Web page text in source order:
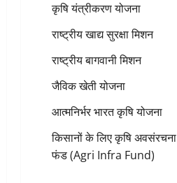
कृषि यंत्रीकरण योजना
राष्ट्रीय खाद्य सुरक्षा मिशन
राष्ट्रीय बागवानी मिशन
जैविक खेती योजना
आत्मनिर्भर भारत कृषि योजना
किसानों के लिए कृषि अवसंरचना
फंड (Agri Infra Fund)